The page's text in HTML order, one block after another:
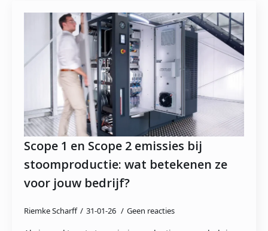
Scope 1 en Scope 2 emissies bij
stoomproductie: wat betekenen ze
voor jouw bedrijf?
Riemke Scharff 31-01-26 Geen reacties